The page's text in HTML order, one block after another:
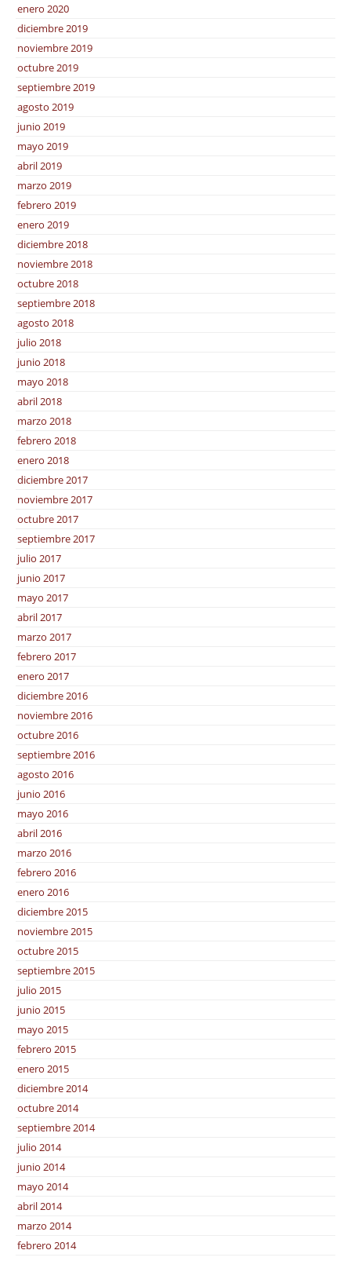
enero 2020
diciembre 2019
noviembre 2019
octubre 2019
septiembre 2019
agosto 2019
junio 2019
mayo 2019
abril 2019
marzo 2019
febrero 2019
enero 2019
diciembre 2018
noviembre 2018
octubre 2018
septiembre 2018
agosto 2018
julio 2018
junio 2018
mayo 2018
abril 2018
marzo 2018
febrero 2018
enero 2018
diciembre 2017
noviembre 2017
octubre 2017
septiembre 2017
julio 2017
junio 2017
mayo 2017
abril 2017
marzo 2017
febrero 2017
enero 2017
diciembre 2016
noviembre 2016
octubre 2016
septiembre 2016
agosto 2016
junio 2016
mayo 2016
abril 2016
marzo 2016
febrero 2016
enero 2016
diciembre 2015
noviembre 2015
octubre 2015
septiembre 2015
julio 2015
junio 2015
mayo 2015
febrero 2015
enero 2015
diciembre 2014
octubre 2014
septiembre 2014
julio 2014
junio 2014
mayo 2014
abril 2014
marzo 2014
febrero 2014